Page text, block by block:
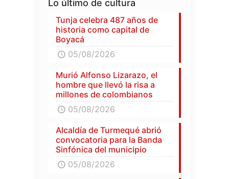
Lo último de cultura
Tunja celebra 487 años de
historia como capital de
Boyacá
05/08/2026
Murió Alfonso Lizarazo, el
hombre que llevó la risa a
millones de colombianos
05/08/2026
Alcaldía de Turmequé abrió
convocatoria para la Banda
Sinfónica del municipio
05/08/2026